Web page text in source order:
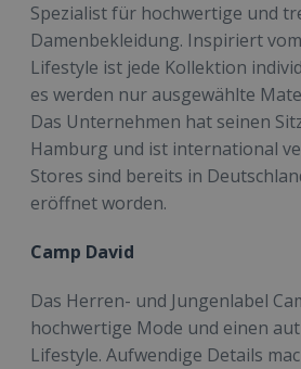
Spezialist für hochwertige und
Damenbekleidung. Inspiriert
Lifestyle ist jede Kollektion
es werden nur ausgewählte
Das Unternehmen hat seinen
Hamburg und ist international
Stores sind bereits in
eröffnet worden.
Camp David
Das Herren- und Jungenlabel
hochwertige Mode und einen
Lifestyle. Aufwendige Details